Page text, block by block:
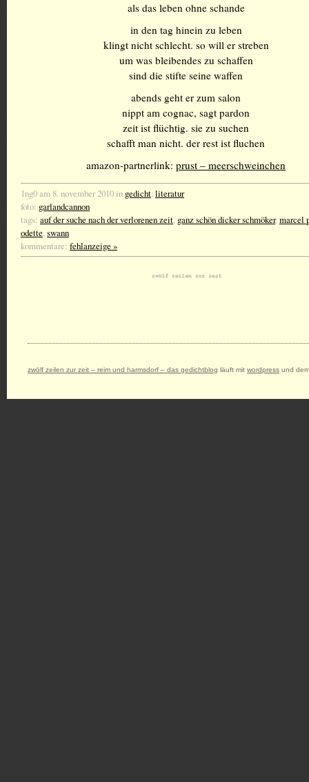
als das leben ohne schande
in den tag hinein zu leben
klingt nicht schlecht. so will er streben
um was bleibendes zu schaffen
sind die stifte seine waffen
abends geht er zum salon
nippt am cognac, sagt pardon
zeit ist flüchtig. sie zu suchen
schafft man nicht. der rest ist fluchen
amazon-partnerlink: prust – meerschweinchen
1ng0 am 8. november 2010 in gedicht,literatur
foto: garlandcannon
tags: auf der suche nach der verlorenen zeit, ganz schön dicker schmöker,marcel
odette,swann
kommentare: fehlanzeige »
zwölf zeilen zur zeit – reim und harmsdorf – das gedichtblog läuft mit wordpress und